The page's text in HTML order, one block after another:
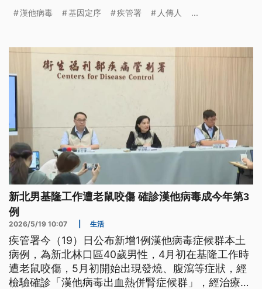
人，個案同住及職場接觸者11人，目前均無疑似症
漢他病毒 基因定序 疾管署 人傳人 ...
新北男基隆工作遭老鼠咬傷 確診漢他病毒成今年第3
例
2026/5/19 10:07 生活
疾管署今（19）日公布新增1例漢他病毒症候群本土
病例，為新北林口區40歲男性，4月初在基隆工作時
遭老鼠咬傷，5月初開始出現發燒、腹瀉等症狀，經
檢驗確診「漢他病毒出血熱併腎症候群」，經治療恢